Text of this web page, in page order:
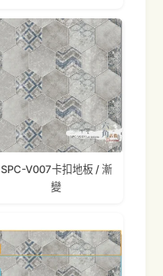
SPC-V007卡扣地板 / 漸
變